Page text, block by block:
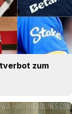
zum